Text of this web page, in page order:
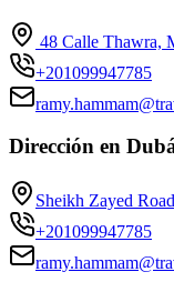
48 Calle Thawra,
+201099947785
Dirección en
Sheikh Zayed
+201099947785